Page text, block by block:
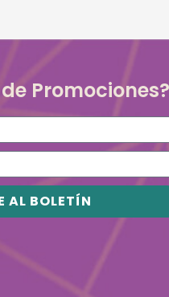
Promociones?
AL BOLETÍN